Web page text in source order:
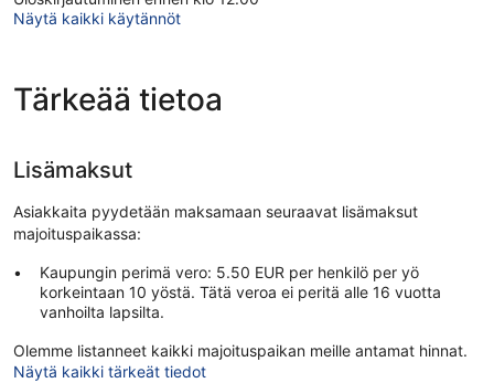
Näytä kaikki käytännöt
Tärkeää tietoa
Lisämaksut
Asiakkaita pyydetään maksamaan seuraavat lisämaksut
majoituspaikassa:
Kaupungin perimä vero: 5.50 EUR per henkilö per yö
korkeintaan 10 yöstä. Tätä veroa ei peritä alle 16 vuotta
vanhoilta lapsilta.
Olemme listanneet kaikki majoituspaikan meille antamat hinnat.
Näytä kaikki tärkeät tiedot